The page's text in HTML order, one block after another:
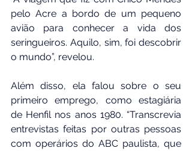
pelo Acre a bordo de um pequeno
avião para conhecer a vida dos
seringueiros. Aquilo, sim, foi descobrir
o mundo”, revelou.
Além disso, ela falou sobre o seu
primeiro emprego, como estagiária
de Henfil nos anos 1980. “Transcrevia
entrevistas feitas por outras pessoas
com operários do ABC paulista, que